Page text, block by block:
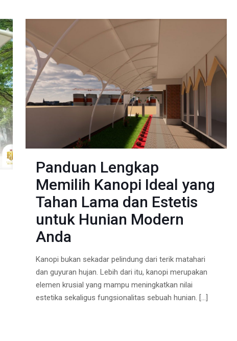
Panduan Lengkap
Memilih Kanopi Ideal yang
Tahan Lama dan Estetis
untuk Hunian Modern
Anda
Kanopi bukan sekadar pelindung dari terik matahari
dan guyuran hujan. Lebih dari itu, kanopi merupakan
elemen krusial yang mampu meningkatkan nilai
estetika sekaligus fungsionalitas sebuah hunian. […]